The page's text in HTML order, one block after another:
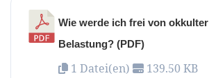
Wie werde ich frei von okkulter
Belastung? (PDF)
1 Datei(en) 139.50 KB